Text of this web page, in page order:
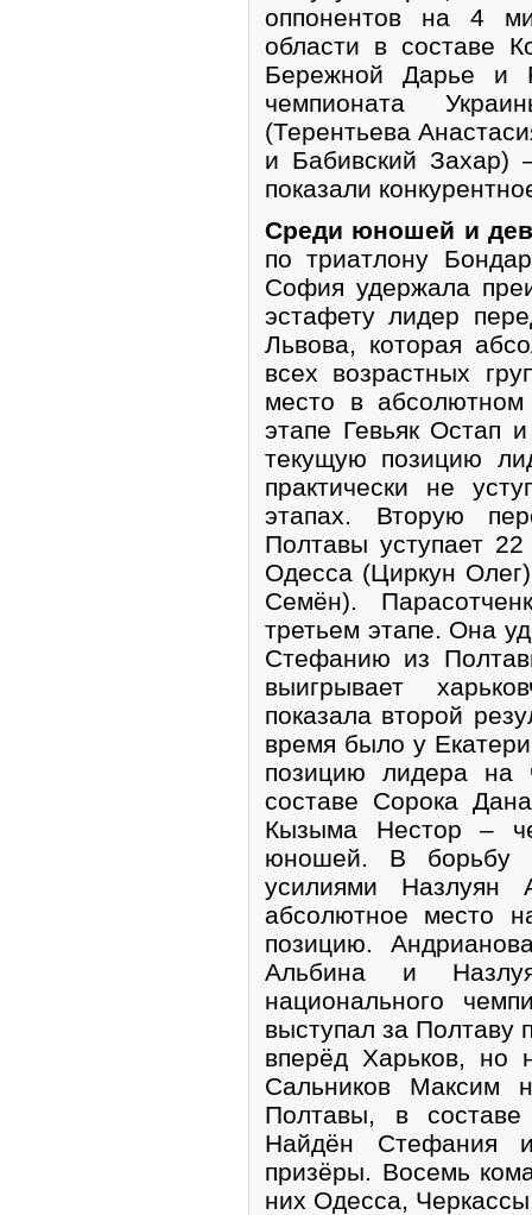
оппонентов на 4
области в составе
Бережной Дарье и
чемпионата
(Терентьева
и Бабивский Захар)
показали
Среди юношей и
по триатлону
София удержала
эстафету лидер
Львова, которая
всех возрастных
место в
этапе Гевьяк Остап
текущую позицию
практически не
этапах. Вторую
Полтавы уступает
Одесса (Циркун
Семён).
третьем этапе. Она
Стефанию из
выигрывает
показала второй
время было у
позицию лидера на
составе Сорока
Кызыма Нестор –
юношей. В борьбу
усилиями Назлуян
абсолютное место
позицию.
Альбина и
национального
выступал за Полтаву
вперёд Харьков, но
Сальников Максим
Полтавы, в
Найдён Стефания
призёры. Восемь
них Одесса,